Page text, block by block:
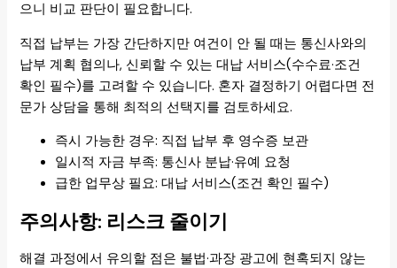
으니 비교 판단이 필요합니다.
직접 납부는 가장 간단하지만 여건이 안 될 때는 통신사와의
납부 계획 협의나, 신뢰할 수 있는 대납 서비스(수수료·조건
확인 필수)를 고려할 수 있습니다. 혼자 결정하기 어렵다면 전
문가 상담을 통해 최적의 선택지를 검토하세요.
즉시 가능한 경우: 직접 납부 후 영수증 보관
일시적 자금 부족: 통신사 분납·유예 요청
급한 업무상 필요: 대납 서비스(조건 확인 필수)
주의사항: 리스크 줄이기
해결 과정에서 유의할 점은 불법·과장 광고에 현혹되지 않는